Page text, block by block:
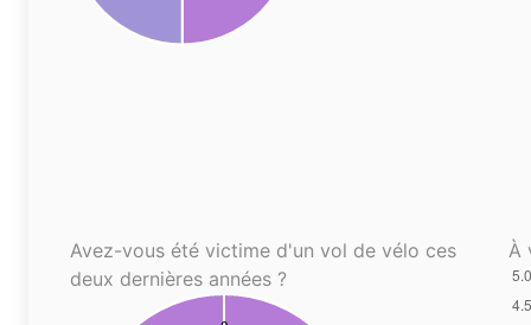
Avez-vous été victime d'un vol de vélo ces
deux dernières années ?
À